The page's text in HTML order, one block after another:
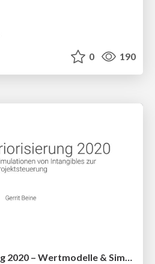
0 190
Backlog-Priorisierung 2020 – Wertmodelle & Simulationen von Intangibles zur Projektsteuerung